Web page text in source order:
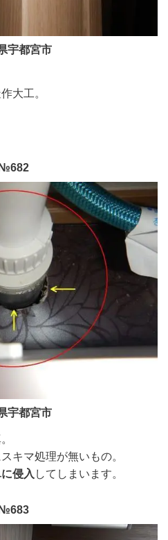
宇都宮市
大工。
№682
宇都宮市
キマ処理が無いもの。
侵入 してしまいます。
№683